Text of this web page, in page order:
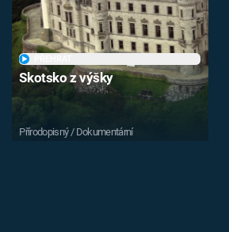
Skotsko z výšky
Přírodopisný / Dokumentární